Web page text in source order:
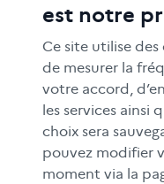
Rechercher une
Les objectifs de
destination des
fonctionnement d’un
est notre
Ce site utilise
de mesurer la
votre accord,
les services ainsi
choix sera
pouvez modifier
moment via la